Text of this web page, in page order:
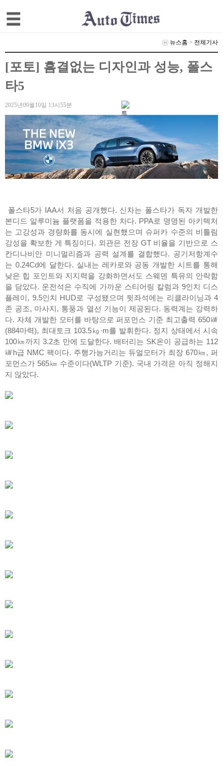
뉴스홈 > 전체기사
[포토] 흠결없는 디자인과 성능, 폴스
타5
2025년09월10일 13시55분
폴스타5가 IAA서 처음 공개했다. 신차는 폴스타가 독자 개발한
본디드 알루미늄 플랫폼을 적용한 차다. PPA로 명명된 아키텍처
는 고강성과 경량화를 동시에 실현했으며 슈퍼카 수준의 비틀림
강성을 확보한 게 특징이다. 외관은 전장 GT 비율을 기반으로 스
칸디나비안 미니멀리즘과 공력 설계를 결합했다. 공기저항계수
는 0.24Cd에 달한다. 실내는 레카로와 공동 개발한 시트를 통해
낮은 힙 포인트와 지지력을 강화하면서도 스웨덴 특유의 안락함
을 담았다. 운전석은 수직에 가까운 스티어링 칼럼과 9인치 디스
플레이, 9.5인치 HUD로 구성됐으며 뒷좌석에는 리클라이닝과 4
존 공조, 마사지, 통풍과 열선 기능이 제공된다. 동력계는 강력하
다. 자체 개발한 모터를 바탕으로 퍼포먼스 기준 최고출력 650㎾
(884마력), 최대토크 103.5㎏∙m를 발휘한다. 정지 상태에서 시속
100㎞까지 3.2초 만에 도달한다. 배터리는 SK온이 공급하는 112
㎾h급 NMC 팩이다. 주행가능거리는 듀얼모터가 최장 670㎞, 퍼
포먼스가 565㎞ 수준이다(WLTP 기준). 국내 가격은 아직 정해지
지 않았다.